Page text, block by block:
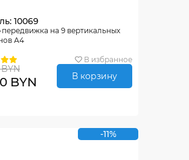
10069
на 9 вертикальных
А4
В избранное
BYN В корзину
-11%